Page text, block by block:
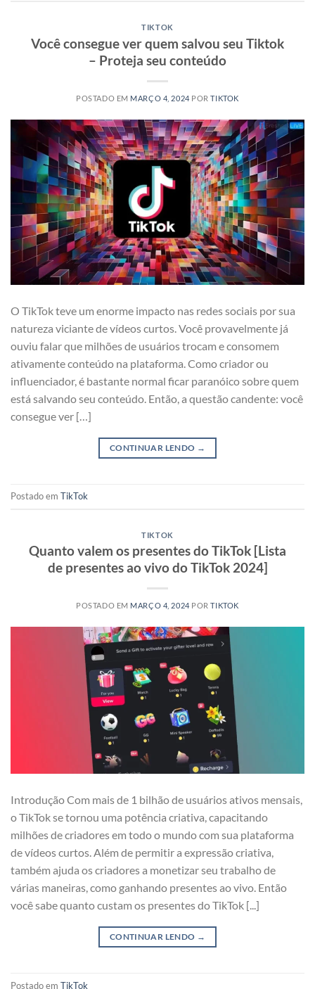
TIKTOK
Você consegue ver quem salvou seu Tiktok
– Proteja seu conteúdo
POSTADO EM MARÇO 4, 2024 PORTIKTOK
O TikTok teve um enorme impacto nas redes sociais por sua
natureza viciante de vídeos curtos. Você provavelmente já
ouviu falar que milhões de usuários trocam e consomem
ativamente conteúdo na plataforma. Como criador ou
influenciador, é bastante normal ficar paranóico sobre quem
está salvando seu conteúdo. Então, a questão candente: você
consegue ver […]
CONTINUAR LENDO →
Postado em TikTok
TIKTOK
Quanto valem os presentes do TikTok [Lista
de presentes ao vivo do TikTok 2024]
POSTADO EM MARÇO 4, 2024 PORTIKTOK
Introdução Com mais de 1 bilhão de usuários ativos mensais,
o TikTok se tornou uma potência criativa, capacitando
milhões de criadores em todo o mundo com sua plataforma
de vídeos curtos. Além de permitir a expressão criativa,
também ajuda os criadores a monetizar seu trabalho de
várias maneiras, como ganhando presentes ao vivo. Então
você sabe quanto custam os presentes do TikTok [...]
CONTINUAR LENDO →
Postado em TikTok